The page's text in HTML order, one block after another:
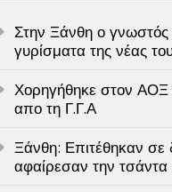
Στην Ξάνθη ο γνωστός
γυρίσματα της νέας
Χορηγήθηκε στον ΑΟΞ
απο τη Γ.Γ.Α
Ξάνθη: Επιτέθηκαν σε
αφαίρεσαν την